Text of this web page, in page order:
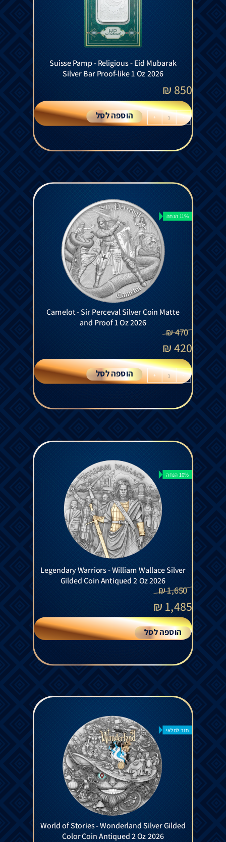
Suisse Pamp - Religious - Eid Mubarak
Silver Bar Proof-like 1 Oz 2026
850
₪
-
+ הוספה לסל
11% הנחה
Camelot - Sir Perceval Silver Coin Matte
and Proof 1 Oz 2026
470
₪
420
₪
-
+ הוספה לסל
10% הנחה
Legendary Warriors - William Wallace Silver
Gilded Coin Antiqued 2 Oz 2026
1,650
₪
1,485
₪
הוספה לסל
חזר למלאי
World of Stories - Wonderland Silver Gilded
Color Coin Antiqued 2 Oz 2026